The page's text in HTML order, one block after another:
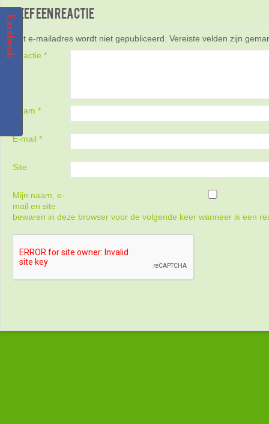
Geef een reactie
Het e-mailadres wordt niet gepubliceerd. Vereiste velden zijn
Reactie *
Naam *
E-mail *
Site
Mijn naam, e-
mail en site
bewaren in deze browser voor de volgende keer wanneer ik een
Facebook